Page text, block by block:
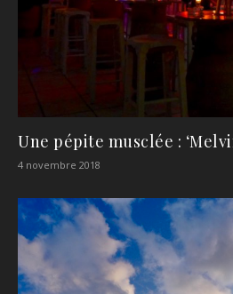
Une pépite musclée :
4 novembre 2018